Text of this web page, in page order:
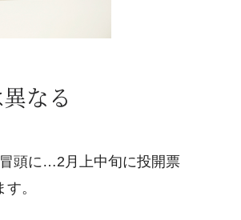
なる
頭に…2月上中旬に投開票
。